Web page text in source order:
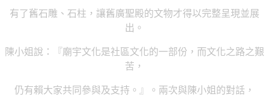
有了舊石雕、石柱，讓舊廣聖殿的文物才得以完整呈現並展
出。
陳小姐說：『廟宇文化是社區文化的一部份，而文化之路之艱
苦，
仍有賴大家共同參與及支持。』。兩次與陳小姐的對話，